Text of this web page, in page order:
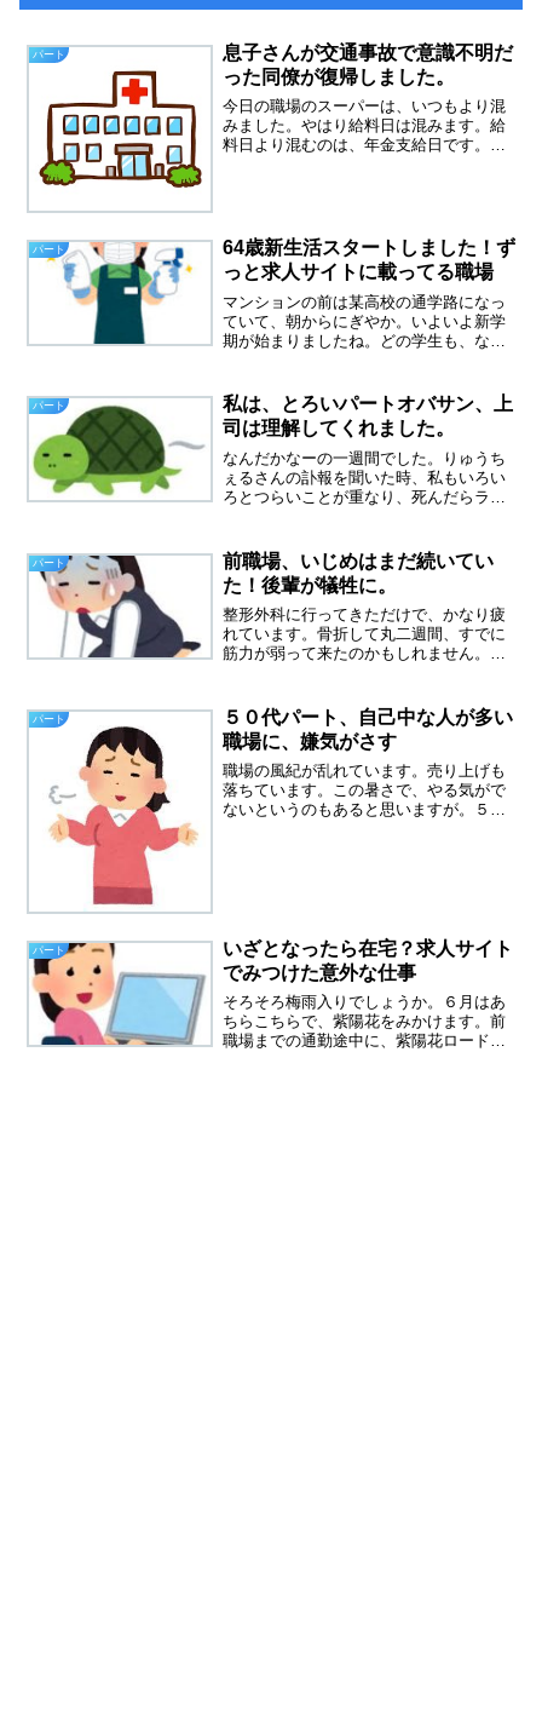
パート
息子さんが交通事故で意識不明だ
った同僚が復帰しました。
今日の職場のスーパーは、いつもより混
みました。やはり給料日は混みます。給
料日より混むのは、年金支給日です。や
パート
64歳新生活スタートしました！ず
っと求人サイトに載ってる職場
マンションの前は某高校の通学路になっ
ていて、朝からにぎやか。いよいよ新学
期が始まりましたね。どの学生も、なん
タートしました。かくゆう私も、ついに
新しい生活が始まりました...
パート
私は、とろいパートオバサン、上
司は理解してくれました。
なんだかなーの一週間でした。りゅうち
ぇるさんの訃報を聞いた時、私もいろい
ろとつらいことが重なり、死んだらラク
もOKだと思っています。クリスチャン
は、永遠の命をもらってい...
パート
前職場、いじめはまだ続いてい
た！後輩が犠牲に。
整形外科に行ってきただけで、かなり疲
れています。骨折して丸二週間、すでに
筋力が弱って来たのかもしれません。こ
ーキングに行こう。前職場の元同僚か
ら、続々とLINE70歳の...
パート
５０代パート、自己中な人が多い
職場に、嫌気がさす
職場の風紀が乱れています。売り上げも
落ちています。この暑さで、やる気がで
ないというのもあると思いますが。５０
パート
いざとなったら在宅？求人サイト
でみつけた意外な仕事
そろそろ梅雨入りでしょうか。６月はあ
ちらこちらで、紫陽花をみかけます。前
職場までの通勤途中に、紫陽花ロードが